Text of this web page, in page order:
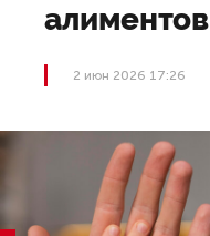
алиментов
2 июн 2026 17:26